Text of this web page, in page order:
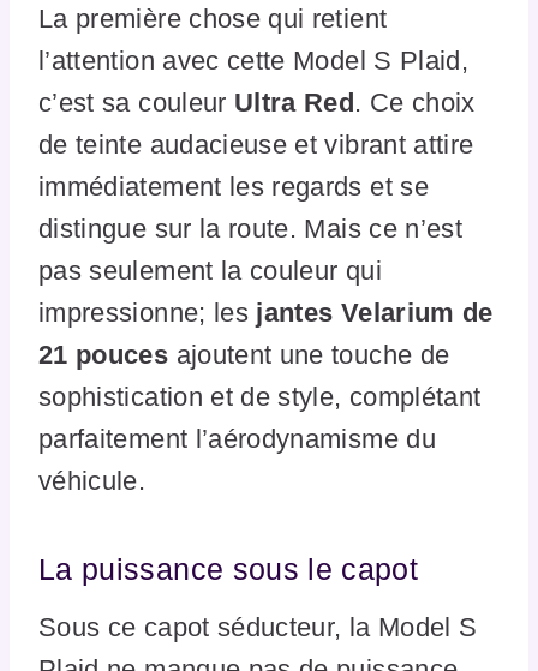
La première chose qui retient
l’attention avec cette Model S Plaid,
c’est sa couleur Ultra Red . Ce choix
de teinte audacieuse et vibrant attire
immédiatement les regards et se
distingue sur la route. Mais ce n’est
pas seulement la couleur qui
impressionne; les jantes Velarium de
21 pouces ajoutent une touche de
sophistication et de style, complétant
parfaitement l’aérodynamisme du
véhicule.
La puissance sous le capot
Sous ce capot séducteur, la Model S